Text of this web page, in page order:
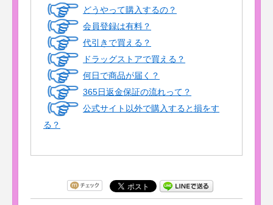
どうやって購入するの？
会員登録は有料？
代引きで買える？
ドラッグストアで買える？
何日で商品が届く？
365日返金保証の流れって？
公式サイト以外で購入すると損をす
る？